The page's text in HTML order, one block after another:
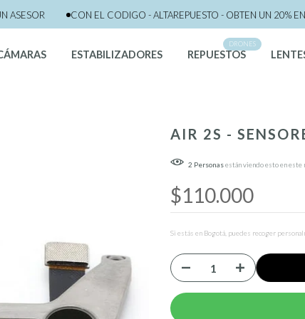
CON EL CODIGO - ALTAREPUESTO - OBTEN UN 20% EN
ESTABILIZADORES REPUESTOS
DRONES
AIR 2S -
2 Personasestán viendo esto en este
$110.000
Si estás en Bogotá, puedes recoger